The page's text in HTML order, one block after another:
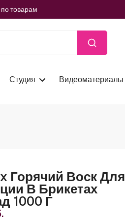
товарам
Студия Видеоматериалы
Горячий Воск Для
В Брикетах
1000 Г